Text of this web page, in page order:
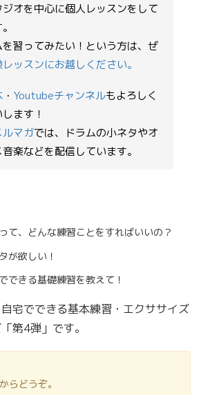
ジオを中心に個人レッスンをして
を習ってみたい！という方は、ぜ
ッスンにお越しください。
・ Youtubeチャンネルもよろしく
ます！
マガでは、ドラムの小ネタやオ
楽などを配信しています。
て、どんな練習ことをすればいいの？
が欲しい！
できる基礎練習を教えて！
宅でできる基本練習・エクササイズ
第4弾」です。
からどうぞ。